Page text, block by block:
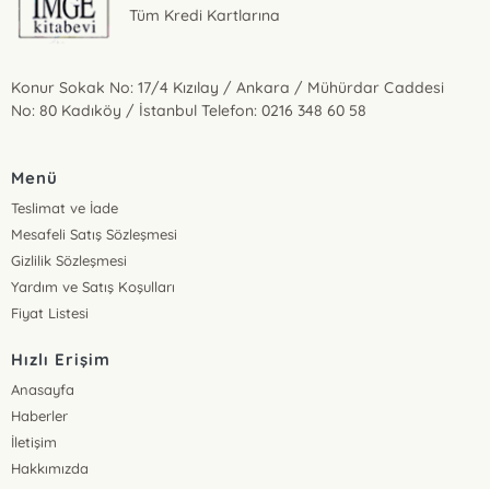
Tüm Kredi Kartlarına
Konur Sokak No: 17/4 Kızılay / Ankara / Mühürdar Caddesi
No: 80 Kadıköy / İstanbul Telefon: 0216 348 60 58
Menü
Teslimat ve İade
Mesafeli Satış Sözleşmesi
Gizlilik Sözleşmesi
Yardım ve Satış Koşulları
Fiyat Listesi
Hızlı Erişim
Anasayfa
Haberler
İletişim
Hakkımızda